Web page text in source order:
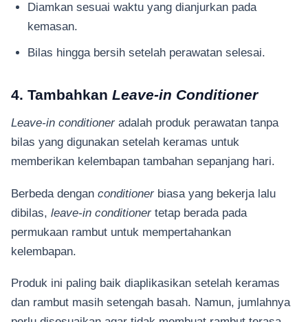
Diamkan sesuai waktu yang dianjurkan pada
kemasan.
Bilas hingga bersih setelah perawatan selesai.
4. Tambahkan Leave-in Conditioner
Leave-in conditioner adalah produk perawatan tanpa
bilas yang digunakan setelah keramas untuk
memberikan kelembapan tambahan sepanjang hari.
Berbeda dengan conditioner biasa yang bekerja lalu
dibilas, leave-in conditioner tetap berada pada
permukaan rambut untuk mempertahankan
kelembapan.
Produk ini paling baik diaplikasikan setelah keramas
dan rambut masih setengah basah. Namun, jumlahnya